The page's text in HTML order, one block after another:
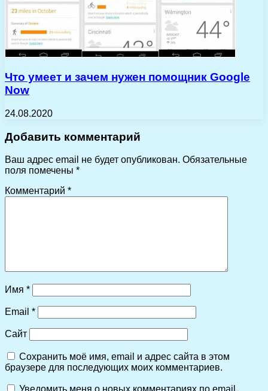
Что умеет и зачем нужен помощник Google
Now
24.08.2020
Добавить комментарий
Ваш адрес email не будет опубликован. Обязательные
поля помечены *
Комментарий *
Имя *
Email *
Сайт
Сохранить моё имя, email и адрес сайта в этом
браузере для последующих моих комментариев.